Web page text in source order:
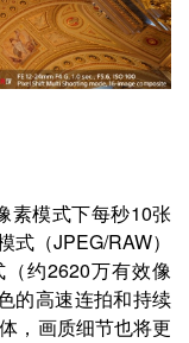
素模式下每秒10张
（JPEG/RAW）
约2620万有效像
的高速连拍和持续
，画质细节也将更